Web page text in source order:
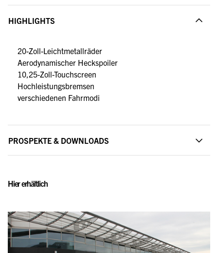
HIGHLIGHTS
20-Zoll-Leichtmetallräder
Aerodynamischer Heckspoiler
10,25-Zoll-Touchscreen
Hochleistungsbremsen
verschiedenen Fahrmodi
PROSPEKTE & DOWNLOADS
Hier erhältlich